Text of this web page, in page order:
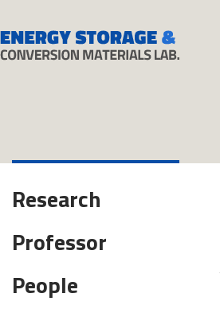
Research
Professor
People